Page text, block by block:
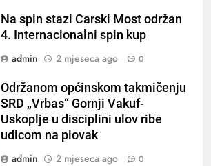
Na spin stazi Carski Most održan
4. Internacionalni spin kup
admin
2 mjeseca ago 0
Održanom općinskom takmičenju
SRD „Vrbas“ Gornji Vakuf-
Uskoplje u disciplini ulov ribe
udicom na plovak
admin
2 mjeseca ago 0